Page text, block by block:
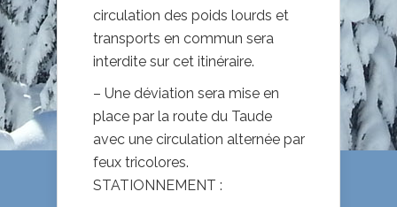
circulation des poids lourds et
transports en commun sera
interdite sur cet itinéraire.
– Une déviation sera mise en
place par la route du Taude
avec une circulation alternée par
feux tricolores.
STATIONNEMENT :